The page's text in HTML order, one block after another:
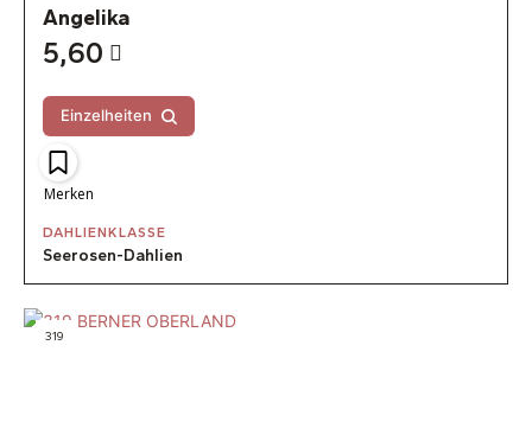
Angelika
5,60
Einzelheiten
Merken
DAHLIENKLASSE
Seerosen-Dahlien
319